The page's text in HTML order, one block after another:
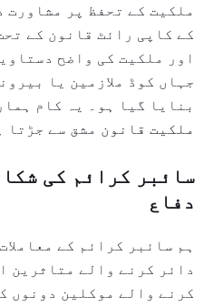
ملکیت کے تحفظ پر مشاورت
کے کاپی رائٹ قانون کے
اور ملکیت کی واضح
جہاں کوڈ ملازمین یا
بنایا گیا ہو۔ یہ کام
ملکیت قانون مشق سے جڑتا
سائبر کرائم کی
دفاع
ہم سائبر کرائم کے
دائر کرنے والے متاثرین
کرنے والے موکلین دونوں